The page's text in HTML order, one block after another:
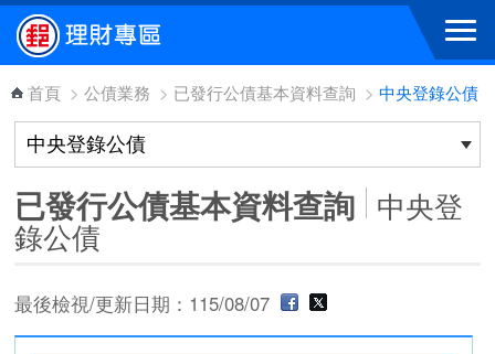
跳到主要內容區塊
首頁 > 公債業務 > 已發行公債基本資料查詢 > 中央登錄公債
已發行公債基本資料查詢 中央登
錄公債
最後檢視/更新日期：115/08/07